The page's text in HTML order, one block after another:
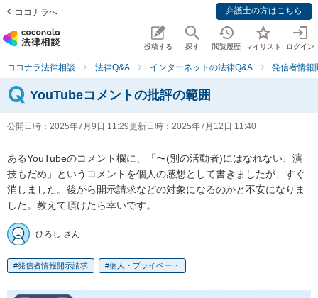
ココナラへ 弁護士の方はこちら
投稿する 探す 閲覧履歴 マイリスト ログイン
ココナラ法律相談 法律Q&A インターネットの法律Q&A 発信者情報
YouTubeコメントの批評の範囲
公開日時： 2025年7月9日 11:29更新日時： 2025年7月12日 11:40
あるYouTubeのコメント欄に、「〜(別の活動者)にはなれない、演
技もだめ」というコメントを個人の感想として書きましたが、すぐ
消しました。後から開示請求などの対象になるのかと不安になりま
した。教えて頂けたら幸いです。
ひろし さん
発信者情報開示請求 個人・プライベート